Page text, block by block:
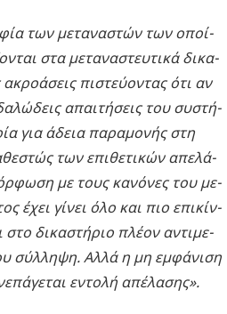
των με­τα­να­στών των οποί­
στα με­τα­να­στευ­τι­κά δι­κα­
πι­στεύ­ο­ντας ότι αν
απαι­τή­σεις του συ­στή­
για άδεια πα­ρα­μο­νής στη
των επι­θε­τι­κών απε­λά­
με τους κα­νό­νες του με­
έχει γίνει όλο και πιο επι­κίν­
δι­κα­στή­ριο πλέον αντι­με­
σύλ­λη­ψη. Αλλά η μη εμ­φά­νι­ση
εντο­λή απέ­λα­σης».